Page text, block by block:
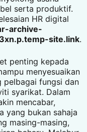
serta produktif.
HR digital
archive-
site.link.
penting kepada
menyesuaikan
pelbagai fungsi dan
syarikat. Dalam
mencabar,
yang bukan sahaja
masing-masing,